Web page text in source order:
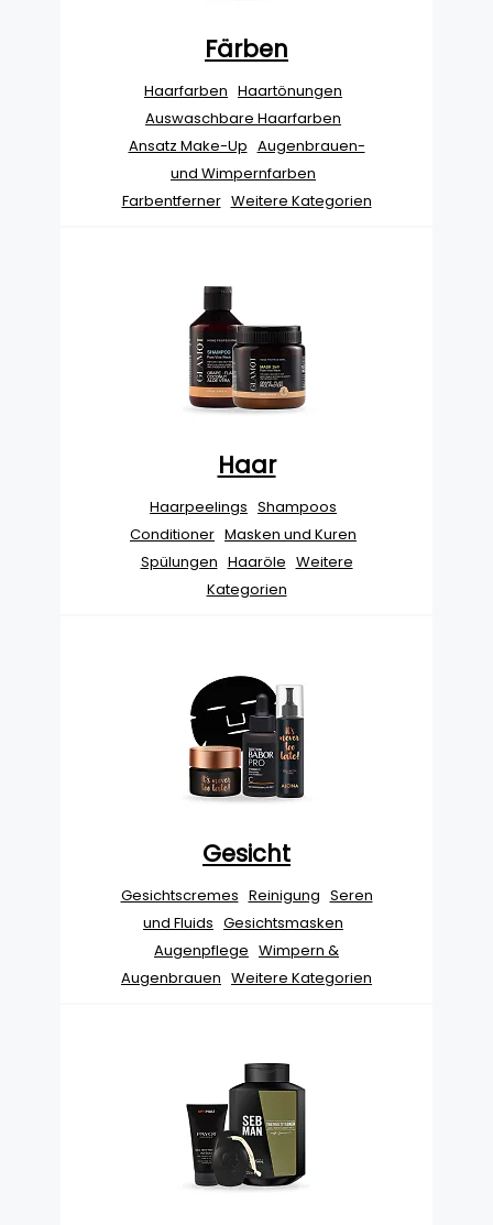
Färben
Haarfarben Haartönungen
Auswaschbare Haarfarben
Ansatz Make-Up Augenbrauen-
und Wimpernfarben
Farbentferner Weitere Kategorien
Haar
Haarpeelings Shampoos
Conditioner Masken und Kuren
Spülungen Haaröle Weitere
Kategorien
Gesicht
Gesichtscremes Reinigung Seren
und Fluids Gesichtsmasken
Augenpflege Wimpern &
Augenbrauen Weitere Kategorien